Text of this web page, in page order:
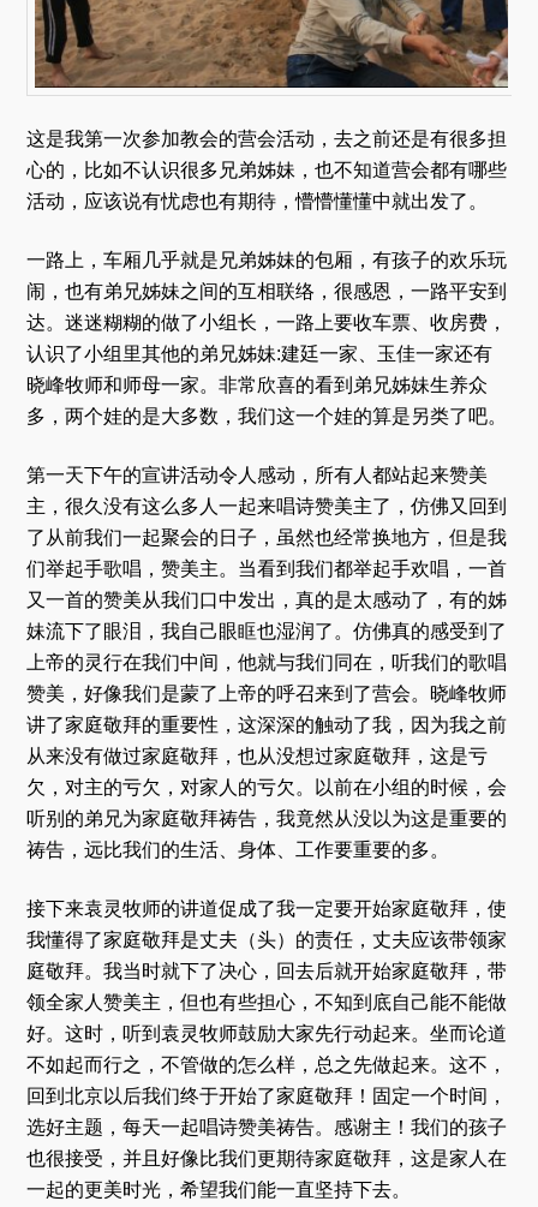
这是我第一次参加教会的营会活动，去之前还是有很多担
心的，比如不认识很多兄弟姊妹，也不知道营会都有哪些
活动，应该说有忧虑也有期待，懵懵懂懂中就出发了。
一路上，车厢几乎就是兄弟姊妹的包厢，有孩子的欢乐玩
闹，也有弟兄姊妹之间的互相联络，很感恩，一路平安到
达。迷迷糊糊的做了小组长，一路上要收车票、收房费，
认识了小组里其他的弟兄姊妹:建廷一家、玉佳一家还有
晓峰牧师和师母一家。非常欣喜的看到弟兄姊妹生养众
多，两个娃的是大多数，我们这一个娃的算是另类了吧。
第一天下午的宣讲活动令人感动，所有人都站起来赞美
主，很久没有这么多人一起来唱诗赞美主了，仿佛又回到
了从前我们一起聚会的日子，虽然也经常换地方，但是我
们举起手歌唱，赞美主。当看到我们都举起手欢唱，一首
又一首的赞美从我们口中发出，真的是太感动了，有的姊
妹流下了眼泪，我自己眼眶也湿润了。仿佛真的感受到了
上帝的灵行在我们中间，他就与我们同在，听我们的歌唱
赞美，好像我们是蒙了上帝的呼召来到了营会。晓峰牧师
讲了家庭敬拜的重要性，这深深的触动了我，因为我之前
从来没有做过家庭敬拜，也从没想过家庭敬拜，这是亏
欠，对主的亏欠，对家人的亏欠。以前在小组的时候，会
听别的弟兄为家庭敬拜祷告，我竟然从没以为这是重要的
祷告，远比我们的生活、身体、工作要重要的多。
接下来袁灵牧师的讲道促成了我一定要开始家庭敬拜，使
我懂得了家庭敬拜是丈夫（头）的责任，丈夫应该带领家
庭敬拜。我当时就下了决心，回去后就开始家庭敬拜，带
领全家人赞美主，但也有些担心，不知到底自己能不能做
好。这时，听到袁灵牧师鼓励大家先行动起来。坐而论道
不如起而行之，不管做的怎么样，总之先做起来。这不，
回到北京以后我们终于开始了家庭敬拜！固定一个时间，
选好主题，每天一起唱诗赞美祷告。感谢主！我们的孩子
也很接受，并且好像比我们更期待家庭敬拜，这是家人在
一起的更美时光，希望我们能一直坚持下去。